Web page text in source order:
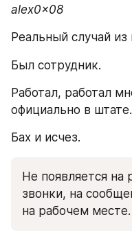
alex0x08
Реальный случай
Был сотрудник.
Работал, работал
официально в штате.
Бах и исчез.
Не появляется на
звонки, на
на рабочем месте.